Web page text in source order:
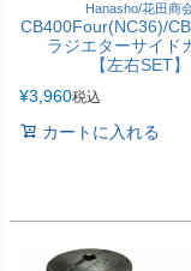
Hanasho/花田商
CB400Four(NC36)/
ラジエターサイド
【左右SET】
¥3,960税込
カートに入れる